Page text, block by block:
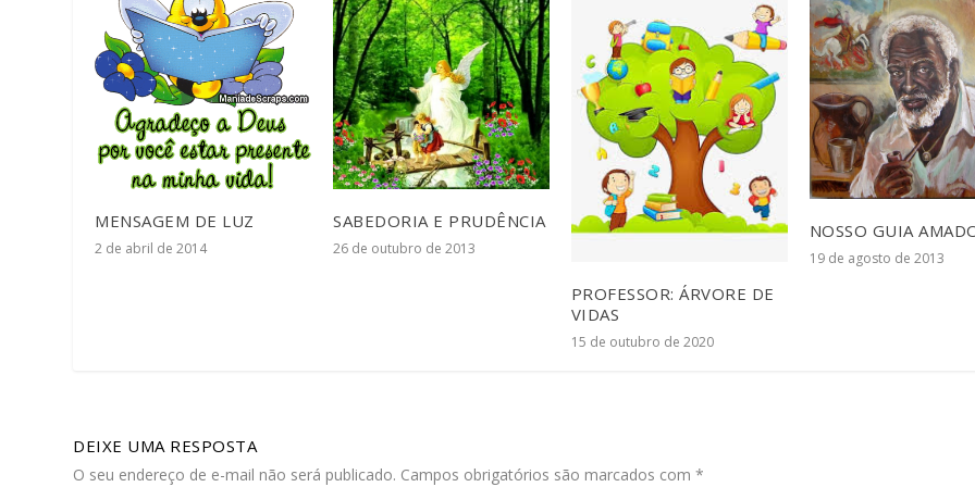
MENSAGEM DE LUZ
2 de abril de 2014
SABEDORIA E PRUDÊNCIA
26 de outubro de 2013
PROFESSOR: ÁRVORE DE
VIDAS
15 de outubro de 2020
NOSSO GUIA
19 de agosto de 2013
DEIXE UMA RESPOSTA
O seu endereço de e-mail não será publicado. Campos obrigatórios são marcados com*